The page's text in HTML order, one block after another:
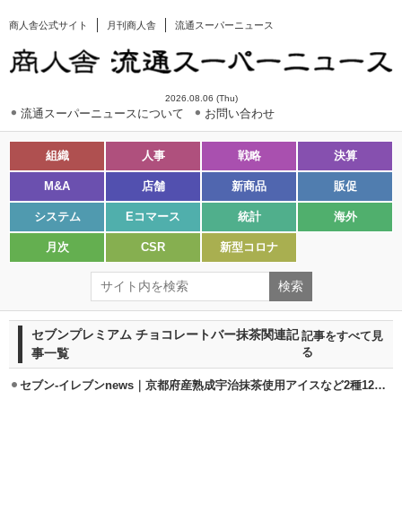
商人舎公式サイト 月刊商人舎 流通スーパーニュース
2026.08.06 (Thu)
流通スーパーニュースについて お問い合わせ
組織 人事 戦略 決算
M&A 店舗 新商品 販促
システム Eコマース 統計 海外
月次 CSR 新型コロナ
セブンプレミアム チョコレートバー抹茶関連記
事一覧
記事をすべて見
る
セブン-イレブンnews｜京都府産熟成宇治抹茶使用アイスなど2種12/9発売